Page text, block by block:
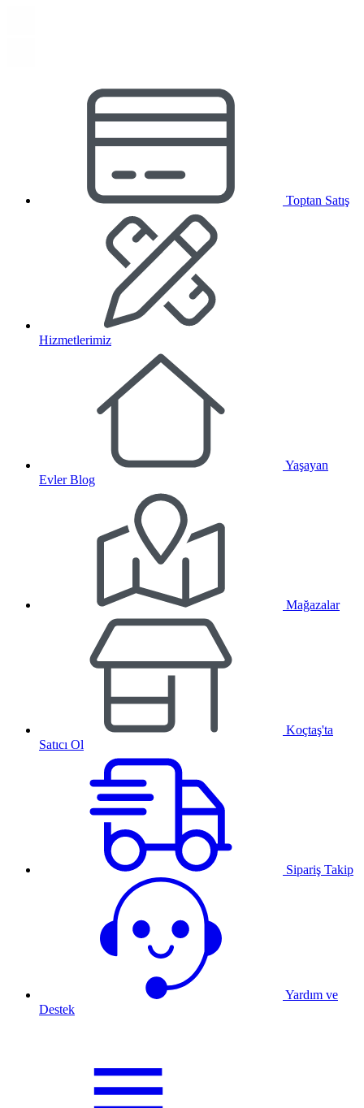
Toptan Satış
Hizmetlerimiz
Yaşayan
Evler Blog
Mağazalar
Koçtaş'ta
Satıcı Ol
Sipariş Takip
Yardım ve
Destek